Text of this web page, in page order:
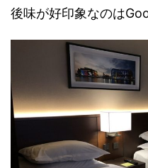
後味が好印象なのは